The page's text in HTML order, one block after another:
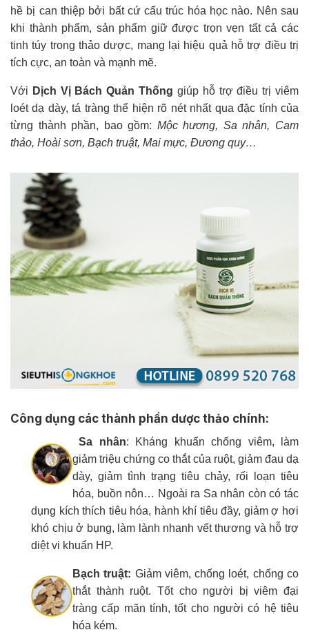
hề bị can thiệp bởi bất cứ cấu trúc hóa học nào. Nên sau
khi thành phẩm, sản phẩm giữ được trọn vẹn tất cả các
tinh túy trong thảo dược, mang lại hiệu quả hỗ trợ điều trị
tích cực, an toàn và mạnh mẽ.
Với Dịch Vị Bách Quản Thống giúp hỗ trợ điều trị viêm
loét dạ dày, tá tràng thể hiện rõ nét nhất qua đặc tính của
từng thành phần, bao gồm: Mộc hương, Sa nhân, Cam
thảo, Hoài sơn, Bạch truật, Mai mực, Đương quy…
Công dụng các thành phần dược thảo chính:
Sa nhân: Kháng khuẩn chống viêm, làm
giảm triệu chứng co thắt của ruột, giảm đau dạ
dày, giảm tình trạng tiêu chảy, rối loạn tiêu
hóa, buồn nôn… Ngoài ra Sa nhân còn có tác
dụng kích thích tiêu hóa, hành khí tiêu đầy, giảm ợ hơi
khó chịu ở bụng, làm lành nhanh vết thương và hỗ trợ
diệt vi khuẩn HP.
Bạch truật: Giảm viêm, chống loét, chống co
thắt thành ruột. Tốt cho người bị viêm đại
tràng cấp mãn tính, tốt cho người có hệ tiêu
hóa kém.